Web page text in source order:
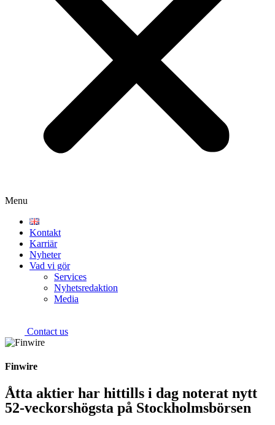
Menu
Kontakt
Karriär
Nyheter
Vad vi gör
Services
Nyhetsredaktion
Media
Contact us
Finwire
Åtta aktier har hittills i dag noterat nytt
52-veckorshögsta på Stockholmsbörsen